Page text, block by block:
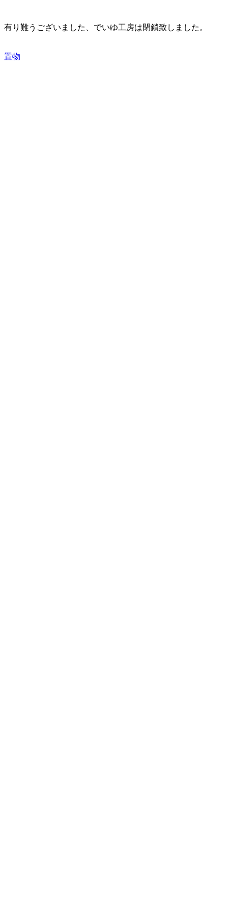
有り難うございました、でいゆ工房は閉鎖致しました。
置物